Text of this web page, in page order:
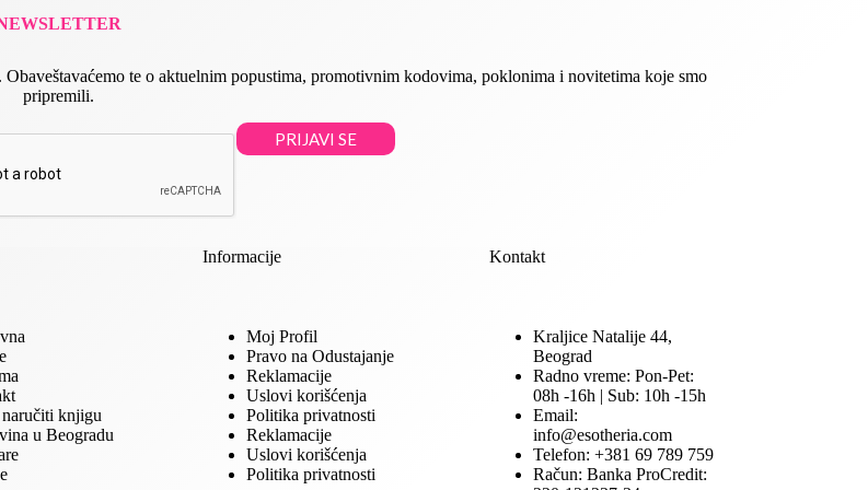
te o aktuelnim popustima, promotivnim kodovima, poklonima i novitetima koje smo
pripremili.
PRIJAVI SE
knjigu
u Beogradu
Informacije
Moj Profil
Pravo na Odustajanje
Reklamacije
Uslovi korišćenja
Politika privatnosti
Reklamacije
Uslovi korišćenja
Politika privatnosti
Kontakt
Kraljice Natalije 44,
Beograd
Radno vreme: Pon-Pet:
08h -16h | Sub: 10h -15h
Email:
info@esotheria.com
Telefon: +381 69 789 759
Račun: Banka ProCredit: